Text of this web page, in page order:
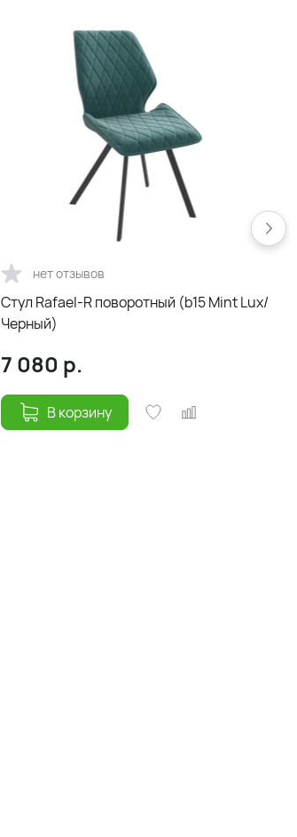
нет отзывов
Стул Rafael-R поворотный (b15 Mint Lux/
Черный)
7 080 р.
В корзину